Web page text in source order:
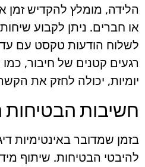
הלידה, מומלץ להקדיש זמן
או חברים. ניתן לקבוע שיחות
לשלוח הודעות טקסט עם
רגעים קטנים של חיבור, כמו
יומיות, יכולה לחזק את
חשיבות הבטיחות
בזמן שמדובר באינטימיות
להיבטי הבטיחות. שיתוף